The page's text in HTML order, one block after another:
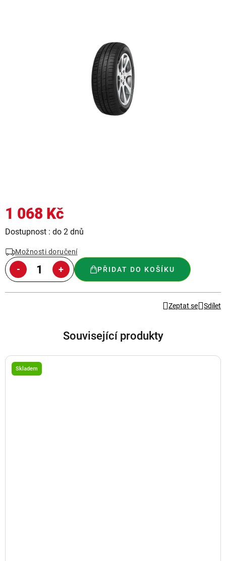
1 068 Kč
Měrná
Dostupnost : do 2 dnů
Možnosti doručení
PŘIDAT DO KOŠÍKU
Zeptat se Sdílet
Související produkty
Skladem